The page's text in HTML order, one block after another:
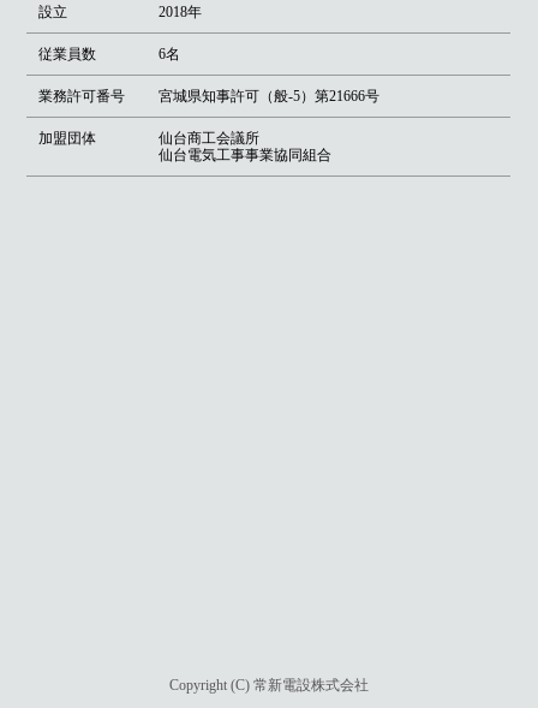
設立 2018年
従業員数 6名
業務許可番号 宮城県知事許可（般-5）第21666号
加盟団体
仙台商工会議所
仙台電気工事事業協同組合
Copyright (C) 常新電設株式会社